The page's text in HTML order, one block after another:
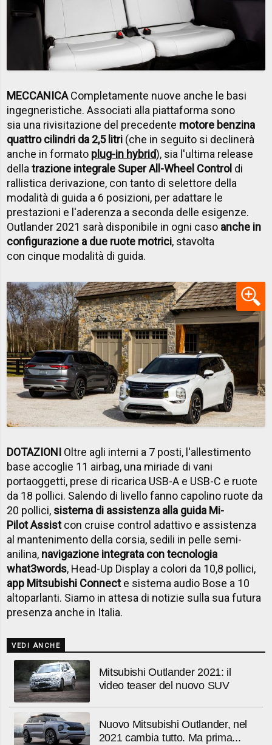
MECCANICACompletamente nuove anche le basi
ingegneristiche. Associati alla piattaforma sono
sia una rivisitazione del precedente motore benzina
quattro cilindri da 2,5 litri (che in seguito si declinerà
anche in formato plug-in hybrid), sia l'ultima release
dellatrazione integrale Super All-Wheel Control di
rallistica derivazione, con tanto di selettore della
modalità di guida a 6 posizioni, per adattare le
prestazioni e l'aderenza a seconda delle esigenze.
Outlander 2021 sarà disponibile in ogni caso anche in
configurazione a due ruote motrici, stavolta
con cinque modalità di guida.
DOTAZIONI Oltre agli interni a 7 posti, l'allestimento
base accoglie 11 airbag, una miriade di vani
portaoggetti, prese di ricarica USB-A e USB-C e ruote
da 18 pollici. Salendo di livello fanno capolino ruote da
20 pollici, sistema di assistenza alla guida Mi-
Pilot Assistcon cruise control adattivo e assistenza
al mantenimento della corsia, sedili in pelle semi-
anilina, navigazione integrata con tecnologia
what3words, Head-Up Display a colori da 10,8 pollici,
app Mitsubishi Connecte sistema audio Bose a 10
altoparlanti. Siamo in attesa di notizie sulla sua futura
presenza anche in Italia.
VEDI ANCHE
Mitsubishi Outlander 2021: il
video teaser del nuovo SUV
Nuovo Mitsubishi Outlander, nel
2021 cambia tutto. Ma prima...